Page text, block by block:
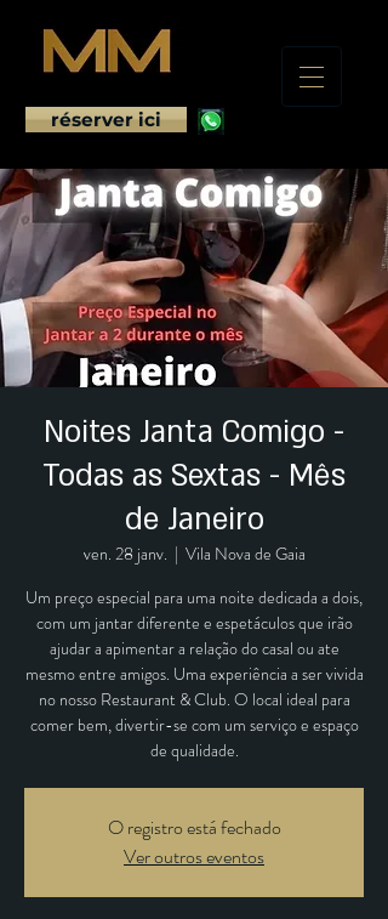
réserver ici
Noites Janta Comigo -
Todas as Sextas - Mês
de Janeiro
ven. 28 janv.
  |
Vila Nova de Gaia
Um preço especial para uma noite dedicada a dois,
com um jantar diferente e espetáculos que irão
ajudar a apimentar a relação do casal ou ate
mesmo entre amigos. Uma experiência a ser vivida
no nosso Restaurant & Club. O local ideal para
comer bem, divertir-se com um serviço e espaço
de qualidade.
O registro está fechado
Ver outros eventos